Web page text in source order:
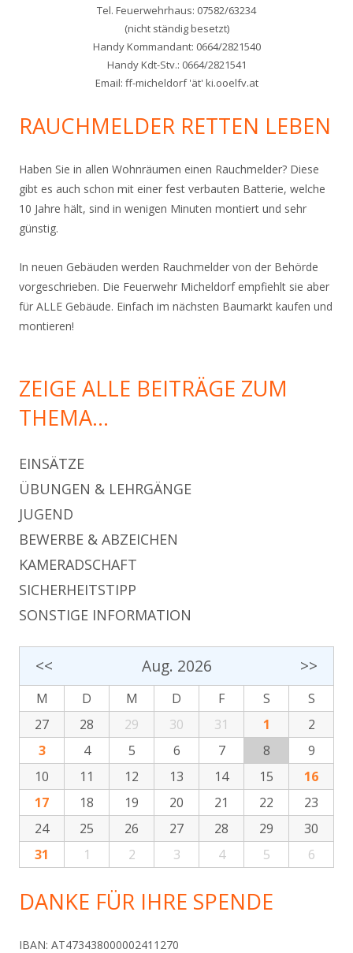
Tel. Feuerwehrhaus: 07582/63234
(nicht ständig besetzt)
Handy Kommandant: 0664/2821540
Handy Kdt-Stv.: 0664/2821541
Email: ff-micheldorf 'ät' ki.ooelfv.at
RAUCHMELDER RETTEN LEBEN
Haben Sie in allen Wohnräumen einen Rauchmelder? Diese
gibt es auch schon mit einer fest verbauten Batterie, welche
10 Jahre hält, sind in wenigen Minuten montiert und sehr
günstig.
In neuen Gebäuden werden Rauchmelder von der Behörde
vorgeschrieben. Die Feuerwehr Micheldorf empfiehlt sie aber
für ALLE Gebäude. Einfach im nächsten Baumarkt kaufen und
montieren!
ZEIGE ALLE BEITRÄGE ZUM
THEMA…
EINSÄTZE
ÜBUNGEN & LEHRGÄNGE
JUGEND
BEWERBE & ABZEICHEN
KAMERADSCHAFT
SICHERHEITSTIPP
SONSTIGE INFORMATION
<< Aug. 2026 >>
M D M D F S
S
27
28 29 30 31 1
2
3
4 5 6 7 8
9
10
11 12 13 14 15
16
17
18 19 20 21 22
23
24
25 26 27 28 29
30
31
1 2 3 4 5 6
DANKE FÜR IHRE SPENDE
IBAN: AT473438000002411270